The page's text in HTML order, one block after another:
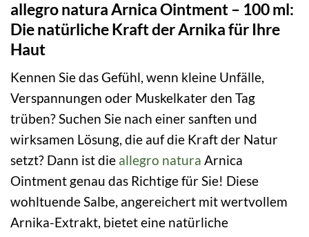
allegro natura Arnica Ointment – 100 ml:
Die natürliche Kraft der Arnika für Ihre
Haut
Kennen Sie das Gefühl, wenn kleine Unfälle,
Verspannungen oder Muskelkater den Tag
trüben? Suchen Sie nach einer sanften und
wirksamen Lösung, die auf die Kraft der Natur
setzt? Dann ist die allegro natura Arnica
Ointment genau das Richtige für Sie! Diese
wohltuende Salbe, angereichert mit wertvollem
Arnika-Extrakt, bietet eine natürliche